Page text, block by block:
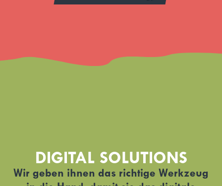
DIGITAL SOLUTIONS
Wir geben ihnen das richtige Werkzeug